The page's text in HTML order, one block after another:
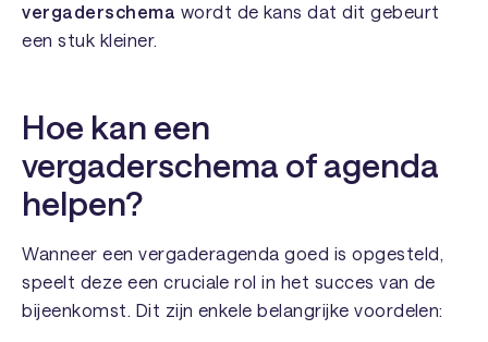
vergaderschema wordt de kans dat dit gebeurt
een stuk kleiner.
Hoe kan een
vergaderschema of agenda
helpen?
Wanneer een vergaderagenda goed is opgesteld,
speelt deze een cruciale rol in het succes van de
bijeenkomst. Dit zijn enkele belangrijke voordelen: